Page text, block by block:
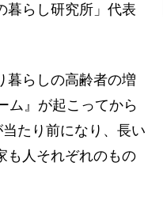
暮らし研究所」代表
暮らしの高齢者の増
ム』が起こってから
たり前になり、長い
も人それぞれのもの